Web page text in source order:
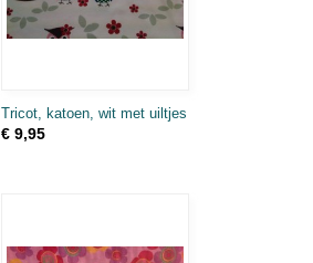
Tricot, katoen, wit met uiltjes
€ 9,95